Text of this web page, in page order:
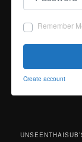
Remember
Create account